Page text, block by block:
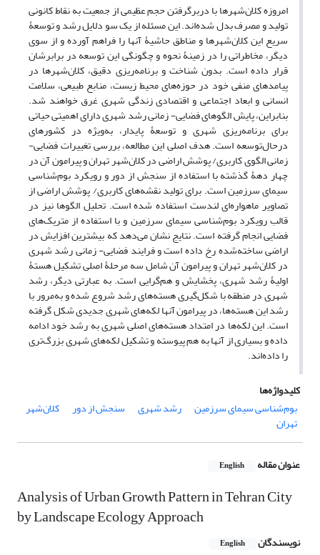
امروزه کلان‌شهرها با دربرگرفتن حجم عظیمی از جمعیت به نقاط کانونی
تولید و مصرف بدل شده‌اند. این مسئله از یک سو دلایل رشد و توسعۀ
سریع این کلان‌شهرها و مناطق حاشیۀ آنها را فراهم آورده و از سوی
دیگر، مخاطراتی را در زمینۀ نحوه و چگونگی این توسعه در برابرشان
قرار داده است. بدون شناخت و برنامه‌ریزی دقیق، کلان‌شهرها در
پیامدهای منفی خود در حوزه‌های محیط زیست، منابع طبیعی، سلامت
انسانی و ابعاد اجتماعی و اقتصادی زندگی شهری غرق خواهند شد.
بنابراین، پایش الگوهای فضایی- زمانی رشد شهری دارای اهمیتی حیاتی
برای برنامه‌ریزی شهری و توسعۀ پایدار، به‌ویژه در کشورهای
در‌حال‌توسعه است. هدف اصلی این مطالعه، بررسی تغییرات فضایی-
زمانی الگوی کاربری/ پوشش اراضی در کلان‌شهر تهران و پیرامون آن در
چهار دهۀ گذشته با استفاده از سنجش از دور و رویکرد بوم‌شناسی
سیمای سرزمین است. برای تولید نقشه‌های کاربری/ پوشش اراضی از
تصاویر ماهواره‌ای لندست استفاده شده است. تحلیل الگوها نیز در
قالب رویکرد بوم‌شناسی سیمای سرزمین و با استفاده از متریک‌های
فضایی انجام گرفته است. نتایج نشان می‌دهد که بیشترین افزایش در
اراضی ساخته‌شده رخ داده است و فرایند فضایی- زمانی رشد شهری
در کلان‌شهر تهران و پیرامون آن شامل سه مرحلۀ اصلی تشکیل هستۀ
اولیۀ رشد شهری، پخشایش و هم‌گرایی است. به عبارتی دیگر، رشد
شهری در منطقه با شکل‌گیری هسته‌های رشد شروع شده و به‌مرور با
رشد این هسته‌ها، در پیرامون آنها لکه‌های شهری جدیدی شکل گرفته
است. این لکه‌ها در امتداد هسته‌های اصلی شهری به رشد خود ادامه
داده و بسیاری از آنها به هم پیوسته و تشکیل لکه‌های شهری بزرگ‌تری
را داده‌اند.
کلیدواژه‌ها
بوم‌شناسی سیمای سرزمین
رشد شهری سنجش از دور کلان‌شهر
تهران
عنوان مقاله English
Analysis of Urban Growth Pattern in Tehran City
by Landscape Ecology Approach
نویسندگان English